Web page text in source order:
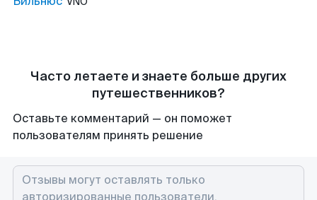
Часто летаете и знаете больше других
путешественников?
Оставьте комментарий — он поможет
пользователям принять решение